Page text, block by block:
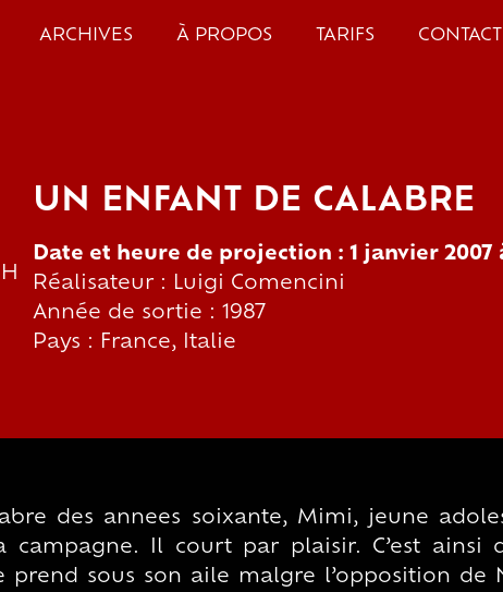
ARCHIVES À PROPOS TARIFS CONTACT
UN ENFANT DE CALABRE
Date et heure de projection : 1 janvier 2007
Réalisateur : Luigi Comencini
Année de sortie : 1987
Pays : France, Italie
des annees soixante, Mimi, jeune
Il court par plaisir. C’est ainsi
prend sous son aile malgre l’opposition